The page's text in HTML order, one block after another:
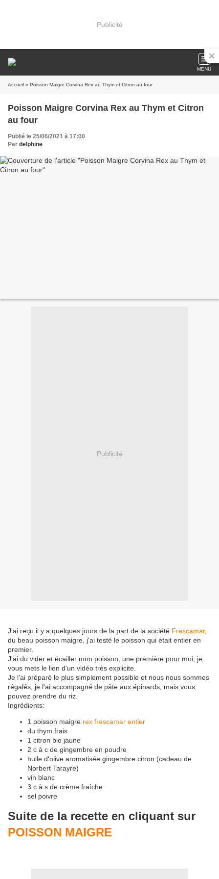
Publicité
MENU
Accueil » Poisson Maigre Corvina Rex au Thym et Citron au four
Poisson Maigre Corvina Rex au Thym et Citron
au four
Publié le 25/06/2021 à 17:00
Par delphine
Publicité
J'ai reçu il y a quelques jours de la part de la société Frescamar,
du beau poisson maigre, j'ai testé le poisson qui était entier en
premier.
J'ai du vider et écailler mon poisson, une première pour moi, je
vous mets le lien d'un vidéo très explicite.
Je l'ai préparé le plus simplement possible et nous nous sommes
régalés, je l'ai accompagné de pâte aux épinards, mais vous
pouvez prendre du riz.
Ingrédients:
1 poisson maigre rex frescamar entier
du thym frais
1 citron bio jaune
2 c à c de gingembre en poudre
huile d'olive aromatisée gingembre citron (cadeau de
Norbert Tarayre)
vin blanc
3 c à s de crème fraîche
sel poivre
Suite de la recette en cliquant sur
POISSON MAIGRE